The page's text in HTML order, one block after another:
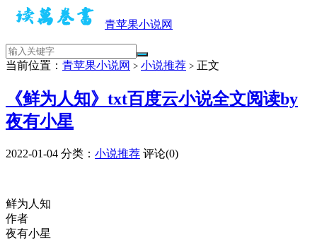
青苹果小说网
当前位置： 青苹果小说网 > 小说推荐 > 正文
《鲜为人知》txt百度云小说全文阅读by
夜有小星
2022-01-04 分类： 小说推荐 评论(0)
鲜为人知
作者
夜有小星